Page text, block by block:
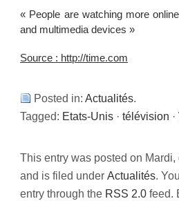
« People are watching more
and multimedia devices »
Source : http://time.com
Posted in: Actualités.
Tagged: Etats-Unis · télévision ·
This entry was posted on
and is filed under Actualités.
entry through the RSS 2.0 feed.